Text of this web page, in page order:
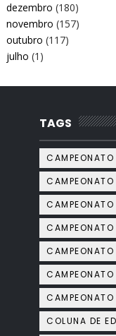
dezembro (180)
novembro (157)
outubro (117)
julho (1)
TAGS
COLUNA DE